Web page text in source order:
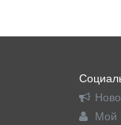
Мой